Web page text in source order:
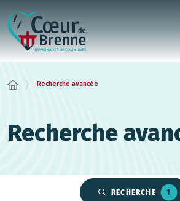
Recherche avancée
Recherche
RECHERCHE 1